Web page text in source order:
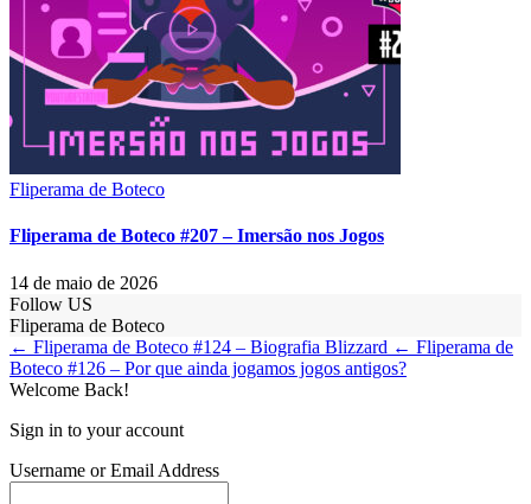
Fliperama de Boteco
Fliperama de Boteco #207 – Imersão nos Jogos
14 de maio de 2026
Follow US
Fliperama de Boteco
← Fliperama de Boteco #124 – Biografia Blizzard ← Fliperama de
Boteco #126 – Por que ainda jogamos jogos antigos?
Welcome Back!
Sign in to your account
Username or Email Address